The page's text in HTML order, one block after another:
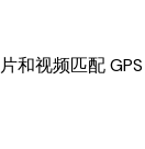
视频匹配